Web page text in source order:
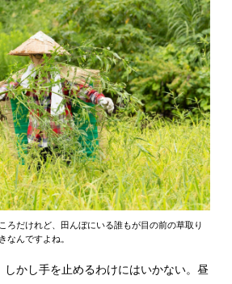
ろだけれど、田んぼにいる誰もが目の前の草取り
なんですよね。
かし手を止めるわけにはいかない。昼